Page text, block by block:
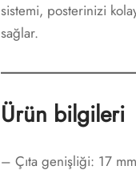
sistemi, posterinizi
sağlar.
Ürün bilgileri
– Çıta genişliği: 17 mm